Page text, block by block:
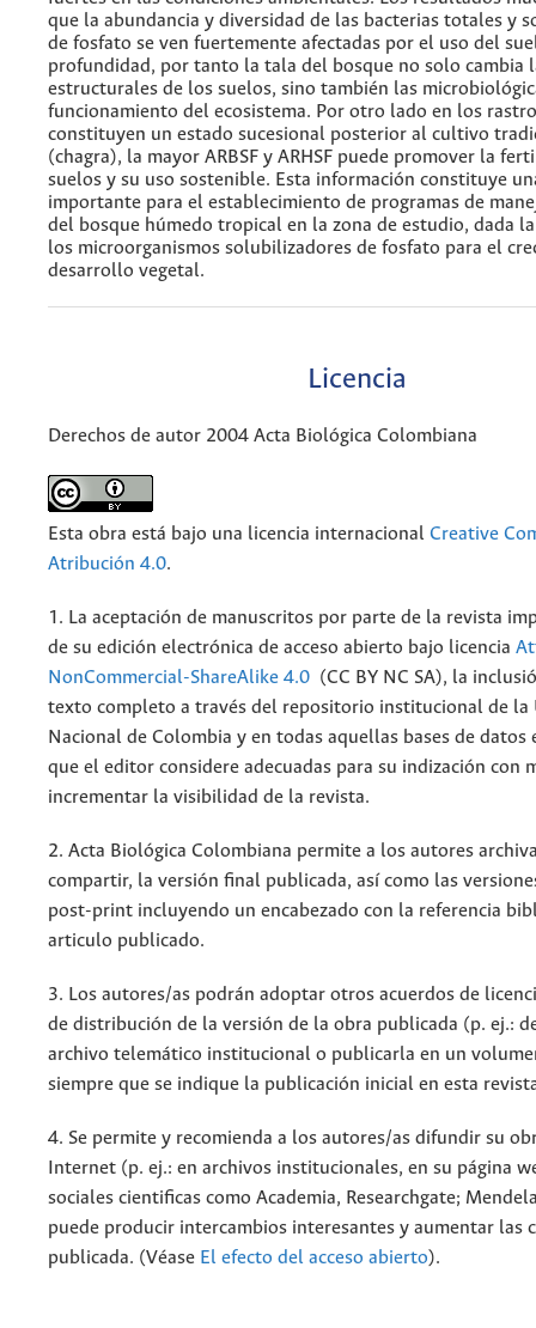
que la abundancia y diversidad de las bacterias totales y
de fosfato se ven fuertemente afectadas por el uso del
profundidad, por tanto la tala del bosque no solo cambia
estructurales de los suelos, sino también las
funcionamiento del ecosistema. Por otro lado en los
constituyen un estado sucesional posterior al cultivo
(chagra), la mayor ARBSF y ARHSF puede promover la
suelos y su uso sostenible. Esta información constituye
importante para el establecimiento de programas de
del bosque húmedo tropical en la zona de estudio, dada
los microorganismos solubilizadores de fosfato para el
desarrollo vegetal.
Licencia
Derechos de autor 2004 Acta Biológica Colombiana
Esta obra está bajo una licencia internacional Creative
Atribución 4.0.
1. La aceptación de manuscritos por parte de la revista
de su edición electrónica de acceso abierto bajo licencia
NonCommercial-ShareAlike 4.0 (CC BY NC SA), la
texto completo a través del repositorio institucional de la
Nacional de Colombia y en todas aquellas bases de datos
que el editor considere adecuadas para su indización con
incrementar la visibilidad de la revista.
2. Acta Biológica Colombiana permite a los autores
compartir, la versión final publicada, así como las
post-print incluyendo un encabezado con la referencia
articulo publicado.
3. Los autores/as podrán adoptar otros acuerdos de
de distribución de la versión de la obra publicada (p. ej.:
archivo telemático institucional o publicarla en un
siempre que se indique la publicación inicial en esta
4. Se permite y recomienda a los autores/as difundir su
Internet (p. ej.: en archivos institucionales, en su página
sociales cientificas como Academia, Researchgate;
puede producir intercambios interesantes y aumentar las
publicada. (Véase El efecto del acceso abierto).